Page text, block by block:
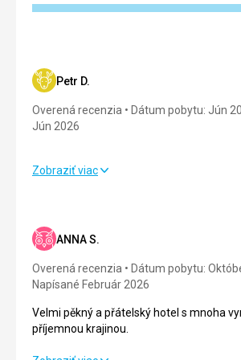
Petr D.
Overená recenzia Dátum pobytu: Jún
Jún 2026
Okolie
Služby
Cena
Zobraziť viac
ANNA S.
Overená recenzia
Dátum pobytu:
Napísané Február 2026
Velmi pěkný a přátelský hotel s mnoha
příjemnou krajinou.